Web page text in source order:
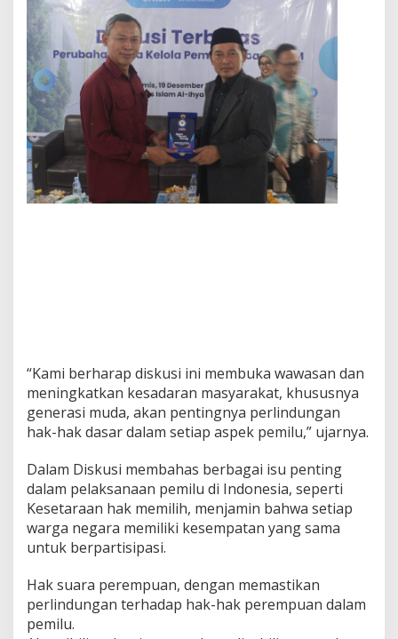
“Kami berharap diskusi ini membuka wawasan dan
meningkatkan kesadaran masyarakat, khususnya
generasi muda, akan pentingnya perlindungan
hak-hak dasar dalam setiap aspek pemilu,” ujarnya.
Dalam Diskusi membahas berbagai isu penting
dalam pelaksanaan pemilu di Indonesia, seperti
Kesetaraan hak memilih, menjamin bahwa setiap
warga negara memiliki kesempatan yang sama
untuk berpartisipasi.
Hak suara perempuan, dengan memastikan
perlindungan terhadap hak-hak perempuan dalam
pemilu.